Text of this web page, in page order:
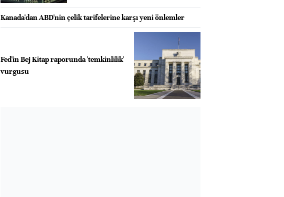
Kanada'dan ABD'nin çelik tarifelerine karşı yeni önlemler
Fed'in Bej Kitap raporunda 'temkinlilik'
vurgusu